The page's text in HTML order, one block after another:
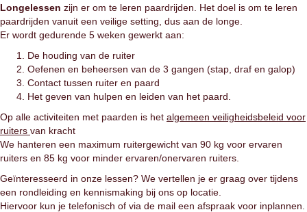
Longelessen zijn er om te leren paardrijden. Het doel is om te leren
paardrijden vanuit een veilige setting, dus aan de longe.
Er wordt gedurende 5 weken gewerkt aan:
De houding van de ruiter
Oefenen en beheersen van de 3 gangen (stap, draf en galop)
Contact tussen ruiter en paard
Het geven van hulpen en leiden van het paard.
Op alle activiteiten met paarden is het algemeen veiligheidsbeleid voor
ruiters van kracht
We hanteren een maximum ruitergewicht van 90 kg voor ervaren
ruiters en 85 kg voor minder ervaren/onervaren ruiters.
Geïnteresseerd in onze lessen? We vertellen je er graag over tijdens
een rondleiding en kennismaking bij ons op locatie.
Hiervoor kun je telefonisch of via de mail een afspraak voor inplannen.